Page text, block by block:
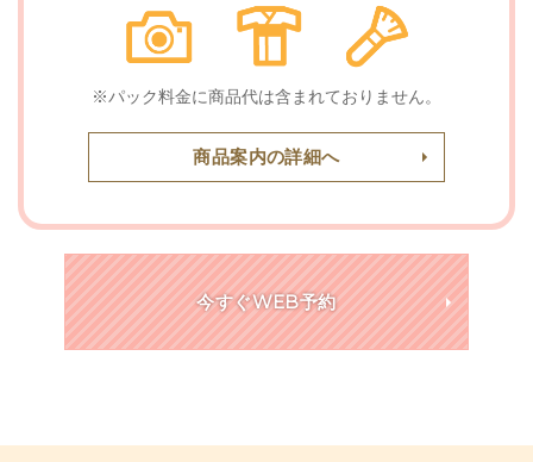
※パック料金に商品代は含まれておりません。
商品案内の詳細へ
今すぐWEB予約